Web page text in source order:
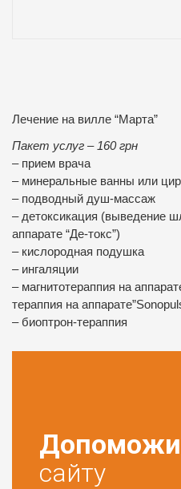
Лечение на вилле “Марта”
Пакет услуг – 160 грн
– прием врача
– минеральные ванны или
– подводный душ-массаж
– детоксикация (выведение
аппарате “Де-токс”)
– кислородная подушка
– ингаляции
– магнитотераппия на
тераппия на
– биоптрон-тераппия
Допоможи
сайту